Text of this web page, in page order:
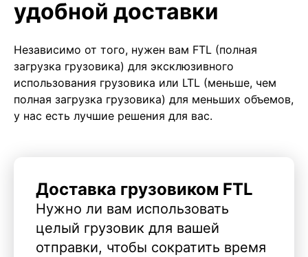
удобной доставки
Независимо от того, нужен вам FTL (полная
загрузка грузовика) для эксклюзивного
использования грузовика или LTL (меньше, чем
полная загрузка грузовика) для меньших объемов,
у нас есть лучшие решения для вас.
Доставка грузовиком FTL
Нужно ли вам использовать
целый грузовик для вашей
отправки, чтобы сократить время